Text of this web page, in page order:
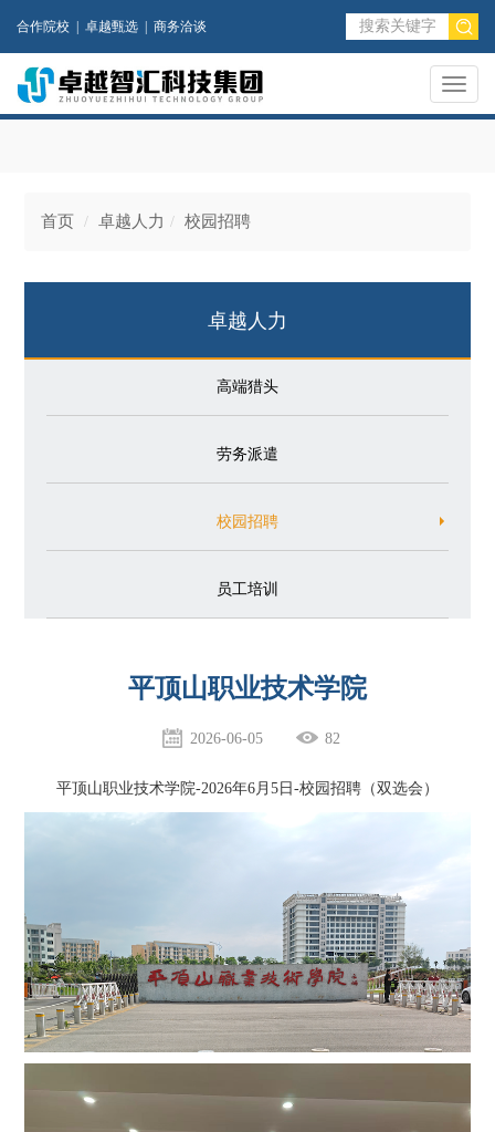
合作院校 卓越甄选 商务洽谈
Toggle
首页 卓越人力 校园招聘
卓越人力
高端猎头
劳务派遣
校园招聘
员工培训
平顶山职业技术学院
2026-06-05 82
平顶山职业技术学院-2026年6月5日-校园招聘（双选会）